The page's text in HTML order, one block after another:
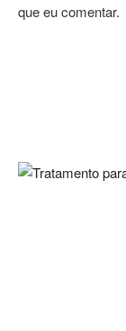
que eu comentar.